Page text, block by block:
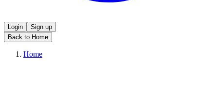
Login
Sign up
Back to Home
Home